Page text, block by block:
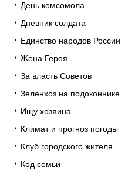
День комсомола
Дневник солдата
Единство народов России
Жена Героя
За власть Советов
Зеленхоз на подоконнике
Ищу хозяина
Климат и прогноз погоды
Клуб городского жителя
Код семьи